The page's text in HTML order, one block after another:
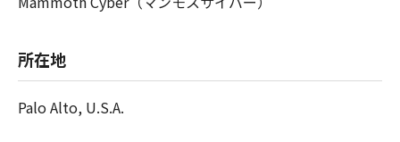
所在地
Palo Alto, U.S.A.